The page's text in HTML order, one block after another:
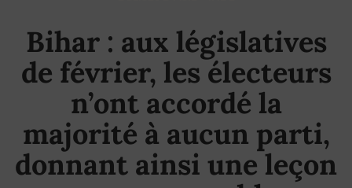
Bihar : aux législatives
de février, les électeurs
n’ont accordé la
majorité à aucun parti,
donnant ainsi une leçon